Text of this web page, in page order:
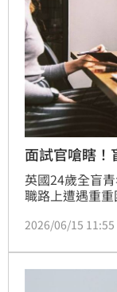
面試官嗆瞎！
英國24歲全盲
職路上遭遇重
「All Things
邀至白金漢宮
動視障者就業
2026/06/15 11:55